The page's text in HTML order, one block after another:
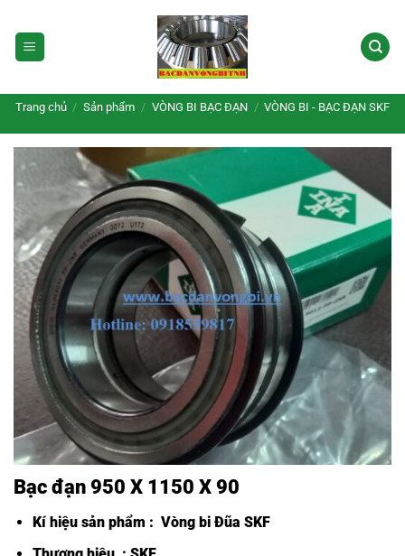
qua
nội
Trang chủ / Sản phẩm / VÒNG BI BẠC ĐẠN / VÒNG BI - BẠC ĐẠN SKF
Bạc đạn 950 X 1150 X 90
Kí hiệu sản phẩm : Vòng bi Đũa SKF